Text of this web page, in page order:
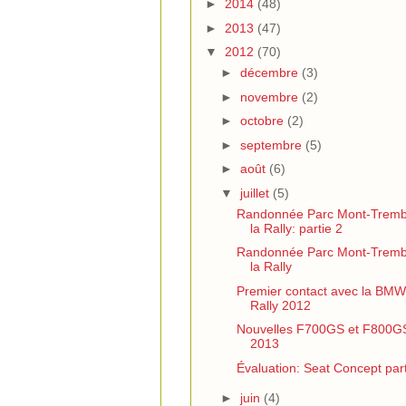
► 2014 (48)
► 2013 (47)
▼ 2012 (70)
► décembre (3)
► novembre (2)
► octobre (2)
► septembre (5)
► août (6)
▼ juillet (5)
Randonnée Parc Mont-
la Rally: partie 2
Randonnée Parc Mont-
la Rally
Premier contact avec la
Rally 2012
Nouvelles F700GS et
2013
Évaluation: Seat Concept
► juin (4)